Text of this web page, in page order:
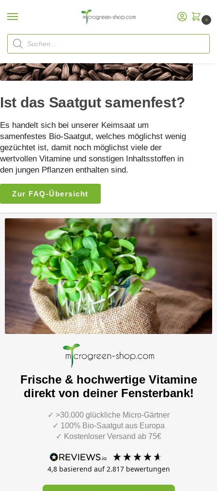
0
Start FAQ / Ist das Saatgut samenfest?
Ist das Saatgut samenfest?
Es handelt sich bei unserer Keimsaat um
samenfestes Bio-Saatgut, welches möglichst wenig
gezüchtet ist, damit noch möglichst viele der
wertvollen Vitamine und sonstigen Inhaltsstoffen in
den jungen Pflanzen enthalten sind.
Zur FAQ-Übersicht
Frische & hochwertige Vitamine
direkt von deiner Fensterbank!
✓ >30.000 glückliche Micro-Gärtner
✓ 100% Bio-Saatgut aus Europa
✓ Kostenloser Versand ab 75€
4,8 basierend auf2.817bewertungen